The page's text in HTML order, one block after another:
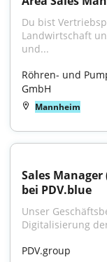
Du bist
Landwirtschaft
und...
Röhren- und
GmbH
Mannheim
Sales
bei PDV.blue
Unser
Digitalisierung
PDV.group